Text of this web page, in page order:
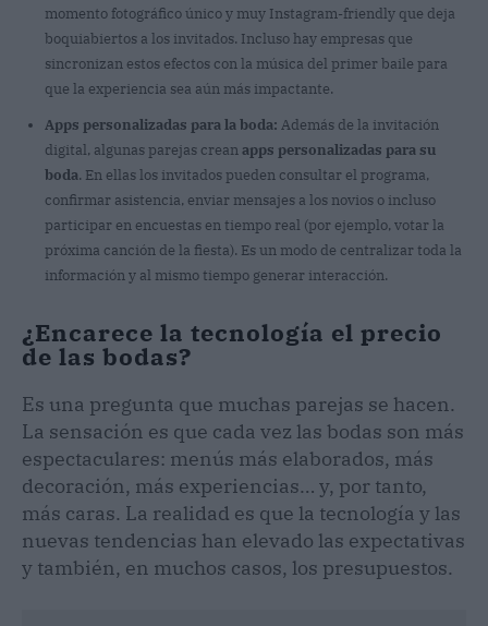
momento fotográfico único y muy Instagram-friendly que deja
boquiabiertos a los invitados. Incluso hay empresas que
sincronizan estos efectos con la música del primer baile para
que la experiencia sea aún más impactante.
Apps personalizadas para la boda: Además de la invitación
digital, algunas parejas creanapps personalizadas para su
boda. En ellas los invitados pueden consultar el programa,
confirmar asistencia, enviar mensajes a los novios o incluso
participar en encuestas en tiempo real (por ejemplo, votar la
próxima canción de la fiesta). Es un modo de centralizar toda la
información y al mismo tiempo generar interacción.
¿Encarece la tecnología el precio
de las bodas?
Es una pregunta que muchas parejas se hacen.
La sensación es que cada vez las bodas son más
espectaculares: menús más elaborados, más
decoración, más experiencias… y, por tanto,
más caras. La realidad es que la tecnología y las
nuevas tendencias han elevado las expectativas
y también, en muchos casos, los presupuestos.